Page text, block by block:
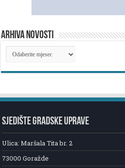
ARHIVA NOVOSTI
ARHIVA
NOVOSTI
SJEDIŠTE GRADSKE UPRAVE
Ulica: Maršala Tita br. 2
73000 Goražde